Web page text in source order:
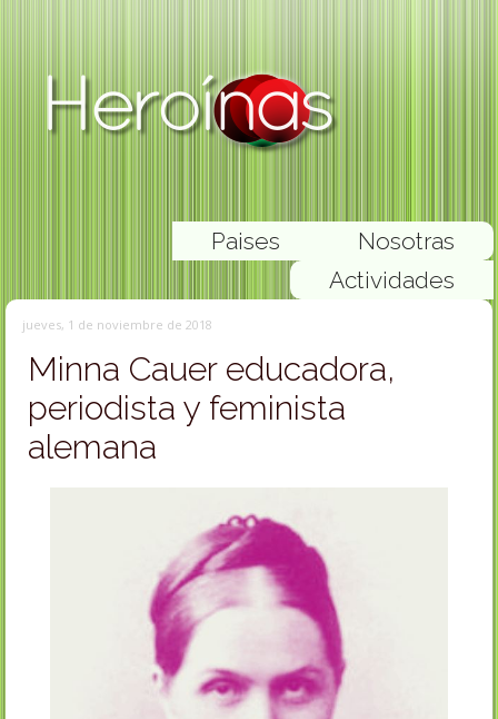
Nosotras
Paises
Actividades
jueves, 1 de noviembre de 2018
Minna Cauer educadora,
periodista y feminista
alemana